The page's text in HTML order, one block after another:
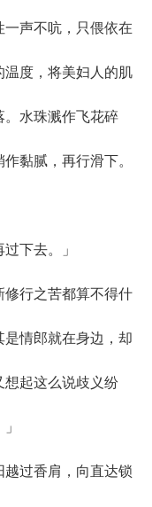
声不吭，只偎依在
温度，将美妇人的肌
。水珠溅作飞花碎
黏腻，再行滑下。
下去。」
行之苦都算不得什
是情郎就在身边，却
想起这么说歧义纷
过香肩，向直达锁